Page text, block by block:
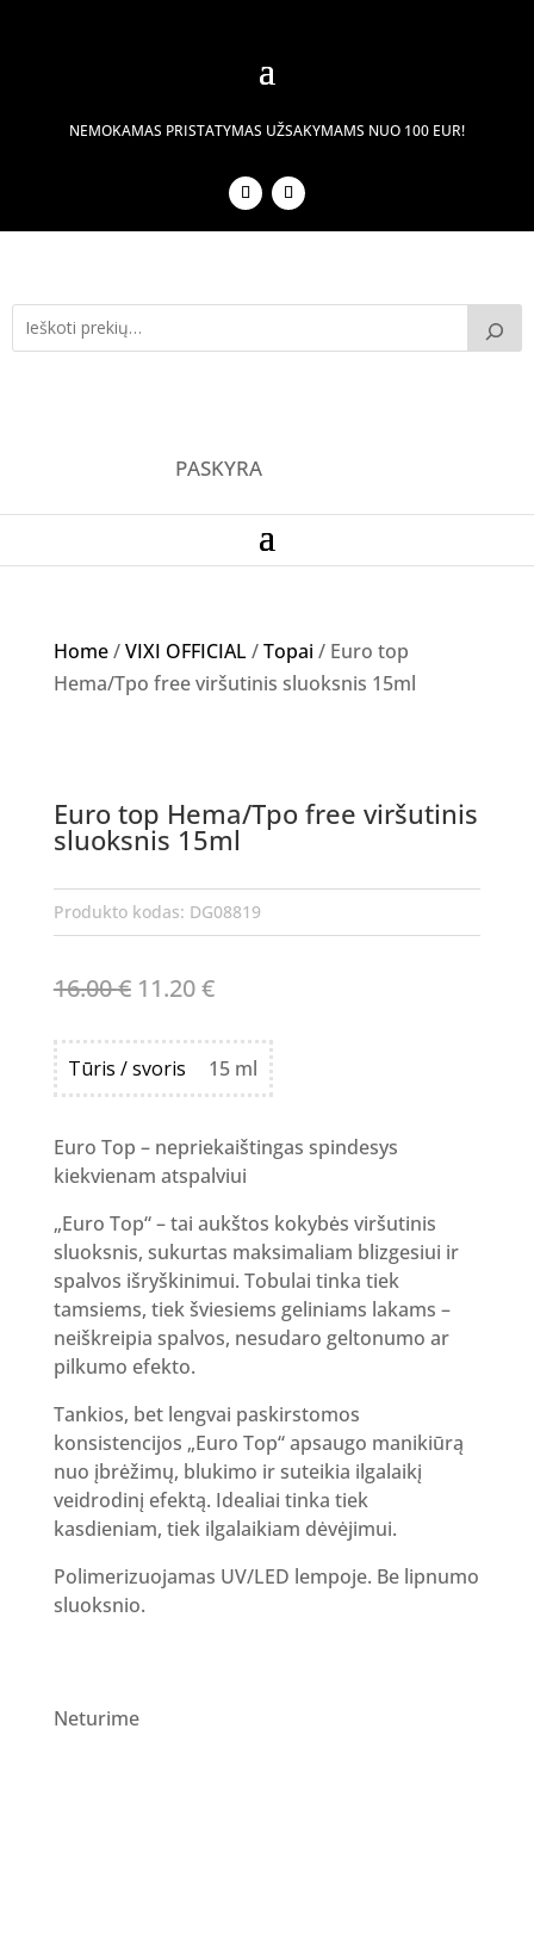
NEMOKAMAS PRISTATYMAS UŽSAKYMAMS NUO 100 EUR!
PASKYRA
Home/VIXI OFFICIAL/Topai / Euro top
Hema/Tpo free viršutinis sluoksnis 15ml
Euro top Hema/Tpo free viršutinis
sluoksnis 15ml
Produkto kodas: DG08819
16.00€ Original
was:
16.00 €.
11.20€Current
is:
11.20 €.
Tūris / svoris 15 ml
Euro Top – nepriekaištingas spindesys
kiekvienam atspalviui
„Euro Top“ – tai aukštos kokybės viršutinis
sluoksnis, sukurtas maksimaliam blizgesiui ir
spalvos išryškinimui. Tobulai tinka tiek
tamsiems, tiek šviesiems geliniams lakams –
neiškreipia spalvos, nesudaro geltonumo ar
pilkumo efekto.
Tankios, bet lengvai paskirstomos
konsistencijos „Euro Top“ apsaugo manikiūrą
nuo įbrėžimų, blukimo ir suteikia ilgalaikį
veidrodinį efektą. Idealiai tinka tiek
kasdieniam, tiek ilgalaikiam dėvėjimui.
Polimerizuojamas UV/LED lempoje. Be lipnumo
sluoksnio.
Neturime